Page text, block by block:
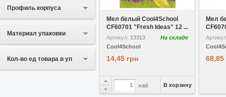
Профиль корпуса
Материал упаковки
Кол-во ед товара в уп
В избранное Сравнить
Мел белый Cool4School
CF60701 "Fresh Ideas" 12 ...
Артикул: 13313
На складе
Cool4School
14,45 грн
наб В корзину
Мел
68,85